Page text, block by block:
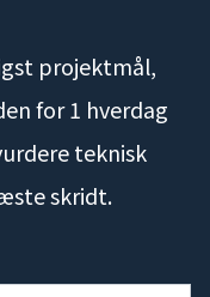
projektmål,
for 1 hverdag
teknisk
skridt.